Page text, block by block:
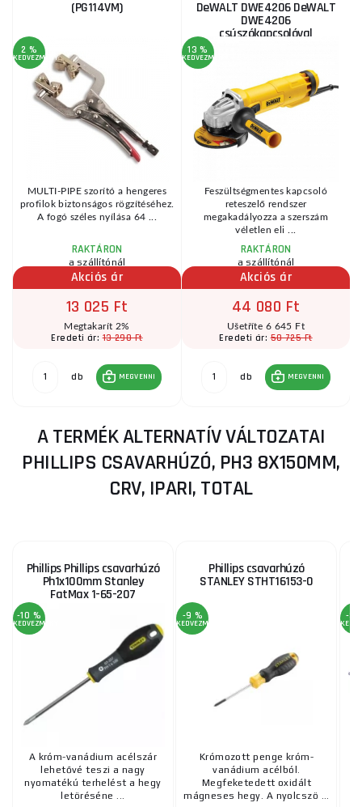
(PG114VM)
2 %
KEDVEZMÉNY
MULTI-PIPE szorító a hengeres
profilok biztonságos rögzítéséhez.
A fogó széles nyílása 64 ...
RAKTÁRON
a szállítónál
Akciós ár
13 025 Ft
Megtakarít 2%
Eredeti ár:13 290 Ft
db MEGVENNI
DeWALT DWE4206 DeWALT
DWE4206
csúszókapcsolóval
13 %
KEDVEZMÉNY
Feszültségmentes kapcsoló
reteszelő rendszer
megakadályozza a szerszám
véletlen eli ...
RAKTÁRON
a szállítónál
Akciós ár
44 080 Ft
Ušetříte 6 645 Ft
Eredeti ár:50 725 Ft
db MEGVENNI
A TERMÉK ALTERNATÍV VÁLTOZATAI
PHILLIPS CSAVARHÚZÓ, PH3 8X150MM,
CRV, IPARI, TOTAL
Phillips Phillips csavarhúzó
Ph1x100mm Stanley
FatMax 1-65-207
-10 %
KEDVEZMÉNY
A króm-vanádium acélszár
lehetővé teszi a nagy
nyomatékú terhelést a hegy
letöréséne ...
Phillips csavarhúzó
STANLEY STHT16153-0
-9 %
KEDVEZMÉNY
Krómozott penge króm-
vanádium acélból.
Megfeketedett oxidált
mágneses hegy. A nyolcszö ...
-3